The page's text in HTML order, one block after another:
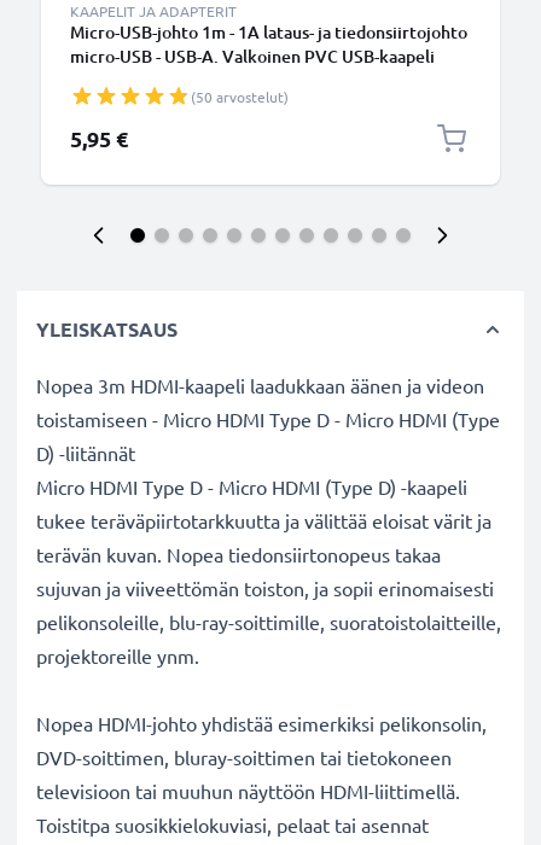
KAAPELIT JA ADAPTERIT
Micro-USB-johto 1m - 1A lataus- ja tiedonsiirtojohto
micro-USB - USB-A. Valkoinen PVC USB-kaapeli
(50 arvostelut)
5,95 €
YLEISKATSAUS
Nopea 3m HDMI-kaapeli laadukkaan äänen ja videon
toistamiseen - Micro HDMI Type D - Micro HDMI (Type
D) -liitännät
Micro HDMI Type D - Micro HDMI (Type D) -kaapeli
tukee teräväpiirtotarkkuutta ja välittää eloisat värit ja
terävän kuvan. Nopea tiedonsiirtonopeus takaa
sujuvan ja viiveettömän toiston, ja sopii erinomaisesti
pelikonsoleille, blu-ray-soittimille, suoratoistolaitteille,
projektoreille ynm.
Nopea HDMI-johto yhdistää esimerkiksi pelikonsolin,
DVD-soittimen, bluray-soittimen tai tietokoneen
televisioon tai muuhun näyttöön HDMI-liittimellä.
Toistitpa suosikkielokuviasi, pelaat tai asennat